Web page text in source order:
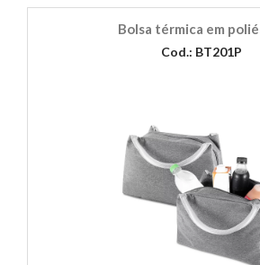
Bolsa térmica em
Cod.: BT201P